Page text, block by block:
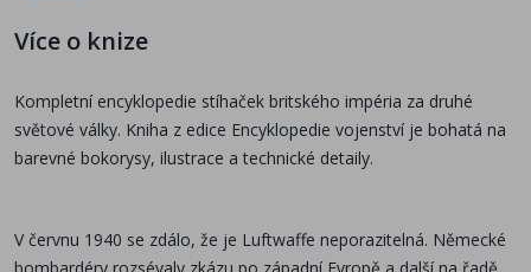
roli bitevníku
Dvoumotoráky v boji
Blenheimy, whirlwindy, beaufightery i nesmírně účinná
Více o knize
Kompletní encyklopedie stíhaček britského impéria za druhé
světové války. Kniha z edice Encyklopedie vojenství je bohatá na
barevné bokorysy, ilustrace a technické detaily.
V červnu 1940 se zdálo, že je Luftwaffe neporazitelná. Německé